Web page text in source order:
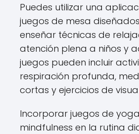
Puedes utilizar una
juegos de mesa
enseñar técnicas de
atención plena a niños y
juegos pueden incluir
respiración profunda,
cortas y ejercicios de
Incorporar juegos de
mindfulness en la rutina